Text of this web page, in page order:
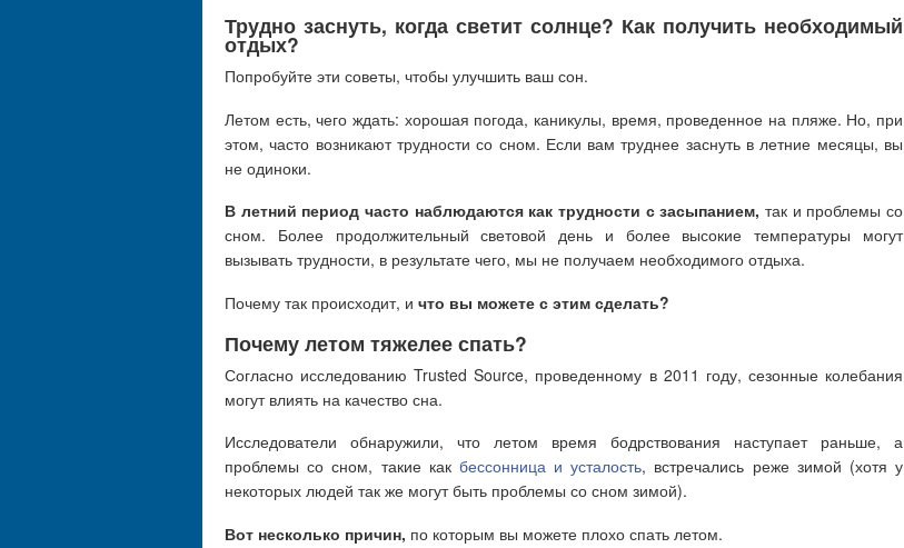
Трудно заснуть, когда светит солнце? Как получить необходимый
отдых?
Попробуйте эти советы, чтобы улучшить ваш сон.
Летом есть, чего ждать: хорошая погода, каникулы, время, проведенное на пляже. Но, при
этом, часто возникают трудности со сном. Если вам труднее заснуть в летние месяцы, вы
не одиноки.
В летний период часто наблюдаются как трудности с засыпанием, так и проблемы со
сном. Более продолжительный световой день и более высокие температуры могут
вызывать трудности, в результате чего, мы не получаем необходимого отдыха.
Почему так происходит, и что вы можете с этим сделать?
Почему летом тяжелее спать?
Согласно исследованию Trusted Source, проведенному в 2011 году, сезонные колебания
могут влиять на качество сна.
Исследователи обнаружили, что летом время бодрствования наступает раньше, а
проблемы со сном, такие как бессонница и усталость, встречались реже зимой (хотя у
некоторых людей так же могут быть проблемы со сном зимой).
Вот несколько причин, по которым вы можете плохо спать летом.